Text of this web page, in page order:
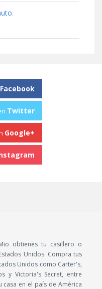
Facebook
Twitter
Google+
obtienes tu casillero o
Unidos. Compra tus
Unidos como Carter's,
y Victoria's Secret, entre
casa en el país de América